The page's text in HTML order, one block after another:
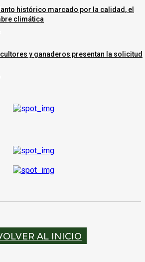
histórico marcado por la calidad, el
climática
y ganaderos presentan la solicitud
AL INICIO